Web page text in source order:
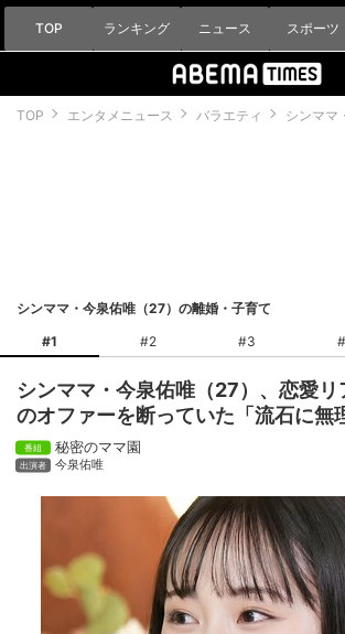
TOP ランキング ニュース スポーツ
TOP エンタメニュース バラエティ シンママ
シンママ・今泉佑唯（27）の離婚・子育て
#1
#2 #3
シンママ・今泉佑唯（27）、恋愛リ
のオファーを断っていた「流石に無
秘密のママ園
今泉佑唯